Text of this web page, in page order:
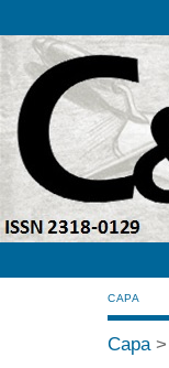
CAPA
Capa>